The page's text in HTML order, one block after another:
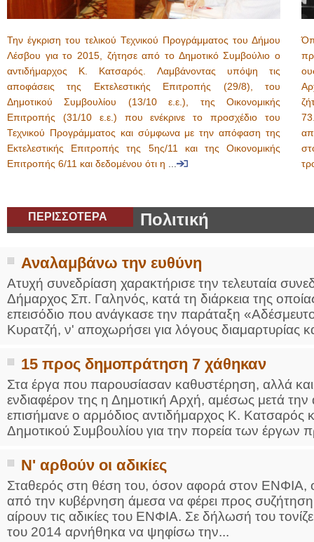
Την έγκριση του τελικού Τεχνικού Προγράμματος του Δήμου
Λέσβου για το 2015, ζήτησε από το Δημοτικό Συμβούλιο ο
αντιδήμαρχος Κ. Κατσαρός. Λαμβάνοντας υπόψη τις
αποφάσεις της Εκτελεστικής Επιτροπής (29/8), του
Δημοτικού Συμβουλίου (13/10 ε.ε.), της Οικονομικής
Επιτροπής (31/10 ε.ε.) που ενέκρινε το προσχέδιο του
Τεχνικού Προγράμματος και σύμφωνα με την απόφαση της
Εκτελεστικής Επιτροπής της 5ης/11 και της Οικονομικής
Επιτροπής 6/11 και δεδομένου ότι η ...
ΠΕΡΙΣΣΟΤΕΡΑ Πολιτική
Αναλαμβάνω την ευθύνη
Ατυχή συνεδρίαση χαρακτήρισε την τελευταία
Δήμαρχος Σπ. Γαληνός, κατά τη διάρκεια της
επεισόδιο που ανάγκασε την παράταξη
Κυρατζή, ν' αποχωρήσει για λόγους διαμαρτυρίας
15 προς δημοπράτηση 7 χάθηκαν
Στα έργα που παρουσίασαν καθυστέρηση, αλλά
ενδιαφέρον της η Δημοτική Αρχή, αμέσως μετά
επισήμανε ο αρμόδιος αντιδήμαρχος Κ. Κατσαρός
Δημοτικού Συμβουλίου για την πορεία των έργων
Ν' αρθούν οι αδικίες
Σταθερός στη θέση του, όσον αφορά στον ΕΝΦΙΑ,
από την κυβέρνηση άμεσα να φέρει προς
αίρουν τις αδικίες του ΕΝΦΙΑ. Σε δήλωσή του
του 2014 αρνήθηκα να ψηφίσω την...